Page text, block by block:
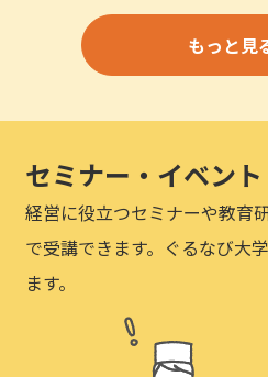
もっと見
セミナー・イベント
経営に役立つセミナーや教育
で受講できます。ぐるなび大
ます。